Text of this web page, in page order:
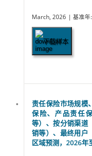
March, 2026 | 基准
下载样本
责任保险市场规模
保险、产品责任
等）、按分销渠道
销等）、最终用户
区域预测，2026年